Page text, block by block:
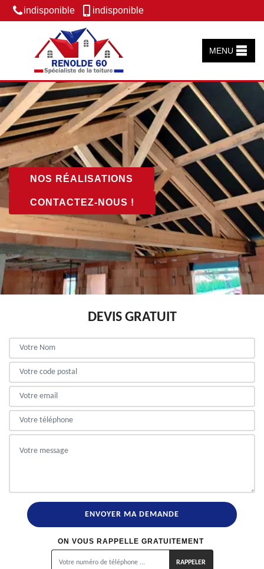
indisponible indisponible
MENU
NOS RÉALISATIONS
CONTACTEZ-NOUS !
DEVIS GRATUIT
ON VOUS RAPPELLE GRATUITEMENT